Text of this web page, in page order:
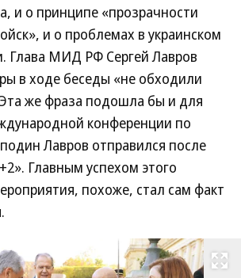
и о принципе «прозрачности
и о проблемах в украинском
Глава МИД РФ Сергей Лавров
в ходе беседы «не обходили
же фраза подошла бы и для
конференции по
Лавров отправился после
Главным успехом этого
похоже, стал сам факт
Развернуть